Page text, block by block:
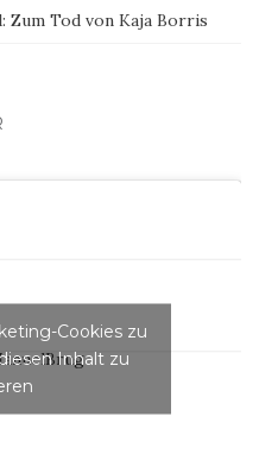
Zum Tod von Kaja Borris
Cookies zu
Inhalt zu